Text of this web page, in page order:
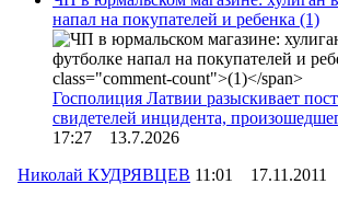
напал на покупателей и ребенка (1)
Госполиция Латвии разыскивает
свидетелей инцидента,
17:27 13.7.2026
Николай КУДРЯВЦЕВ 11:01 17.11.2011